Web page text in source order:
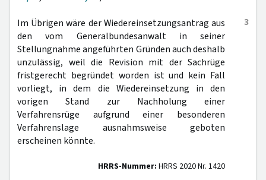
3
Im Übrigen wäre der Wiedereinsetzungsantrag aus
den vom Generalbundesanwalt in seiner
Stellungnahme angeführten Gründen auch deshalb
unzulässig, weil die Revision mit der Sachrüge
fristgerecht begründet worden ist und kein Fall
vorliegt, in dem die Wiedereinsetzung in den
vorigen Stand zur Nachholung einer
Verfahrensrüge aufgrund einer besonderen
Verfahrenslage ausnahmsweise geboten
erscheinen könnte.
HRRS-Nummer: HRRS 2020 Nr. 1420